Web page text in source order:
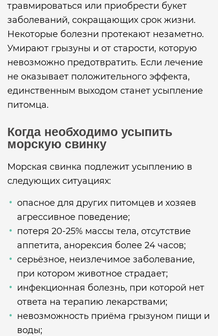
травмироваться или приобрести букет
заболеваний, сокращающих срок жизни.
Некоторые болезни протекают незаметно.
Умирают грызуны и от старости, которую
невозможно предотвратить. Если лечение
не оказывает положительного эффекта,
единственным выходом станет усыпление
питомца.
Когда необходимо усыпить
морскую свинку
Морская свинка подлежит усыплению в
следующих ситуациях:
опасное для других питомцев и хозяев
агрессивное поведение;
потеря 20-25% массы тела, отсутствие
аппетита, анорексия более 24 часов;
серьёзное, неизлечимое заболевание,
при котором животное страдает;
инфекционная болезнь, при которой нет
ответа на терапию лекарствами;
невозможность приёма грызуном пищи и
воды;